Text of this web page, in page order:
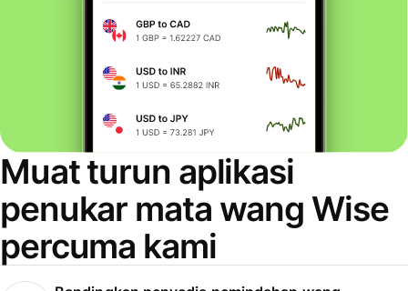
Muat turun aplikasi
penukar mata wang Wise
percuma kami